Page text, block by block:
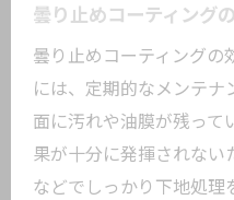
曇り止めコーティング
曇り止めコーティングの
には、定期的なメンテナ
面に汚れや油膜が残って
果が十分に発揮されない
などでしっかり下地処理